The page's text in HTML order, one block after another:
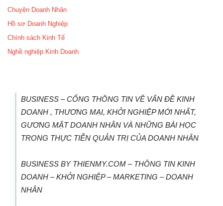
Chuyện Doanh Nhân
Hồ sơ Doanh Nghiệp
Chính sách Kinh Tế
Nghề nghiệp Kinh Doanh
BUSINESS – CỔNG THÔNG TIN VỀ VẤN ĐỀ KINH
DOANH , THƯƠNG MẠI, KHỞI NGHIỆP MỚI NHẤT,
GƯƠNG MẶT DOANH NHÂN VÀ NHỮNG BÀI HỌC
TRONG THỰC TIỄN QUẢN TRỊ CỦA DOANH NHÂN
BUSINESS BY THIENMY.COM – THÔNG TIN KINH
DOANH – KHỞI NGHIỆP – MARKETING – DOANH
NHÂN